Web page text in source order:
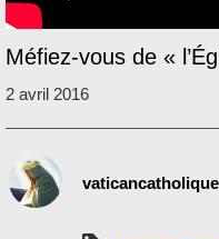
Méfiez-vous de «
2 avril 2016